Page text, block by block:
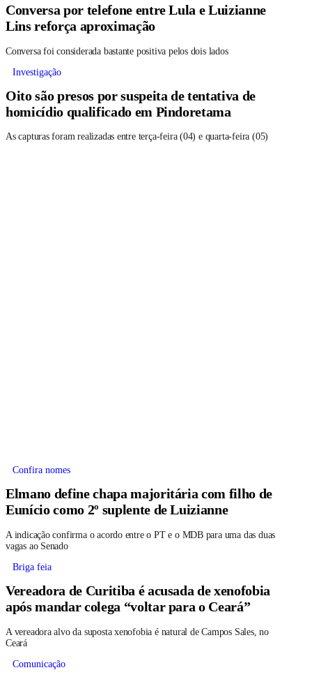
Conversa por telefone entre Lula e Luizianne
Lins reforça aproximação
Conversa foi considerada bastante positiva pelos dois lados
Investigação
Oito são presos por suspeita de tentativa de
homicídio qualificado em Pindoretama
As capturas foram realizadas entre terça-feira (04) e quarta-feira (05)
Confira nomes
Elmano define chapa majoritária com filho de
Eunício como 2º suplente de Luizianne
A indicação confirma o acordo entre o PT e o MDB para uma das duas
vagas ao Senado
Briga feia
Vereadora de Curitiba é acusada de xenofobia
após mandar colega “voltar para o Ceará”
A vereadora alvo da suposta xenofobia é natural de Campos Sales, no
Ceará
Comunicação